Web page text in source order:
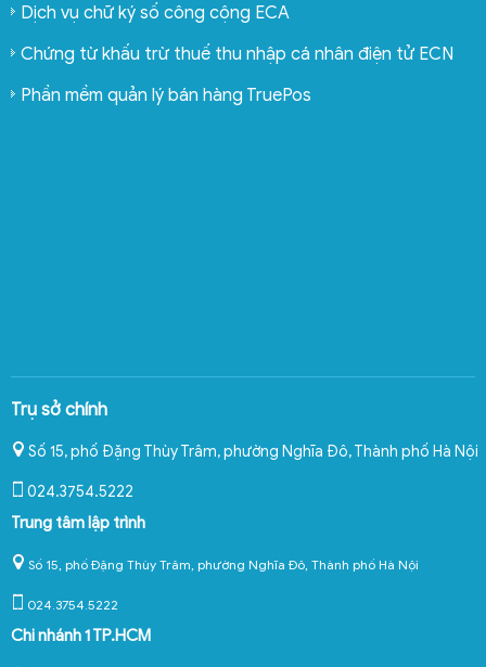
Dịch vụ chữ ký số công cộng ECA
Chứng từ khấu trừ thuế thu nhập cá nhân điện tử ECN
Phần mềm quản lý bán hàng TruePos
Trụ sở chính
Số 15, phố Đặng Thùy Trâm, phường Nghĩa Đô,Thành phố Hà Nội
024.3754.5222
Trung tâm lập trình
Số 15, phố Đặng Thùy Trâm, phường Nghĩa Đô, Thành phố Hà Nội
024.3754.5222
Chi nhánh 1 TP.HCM